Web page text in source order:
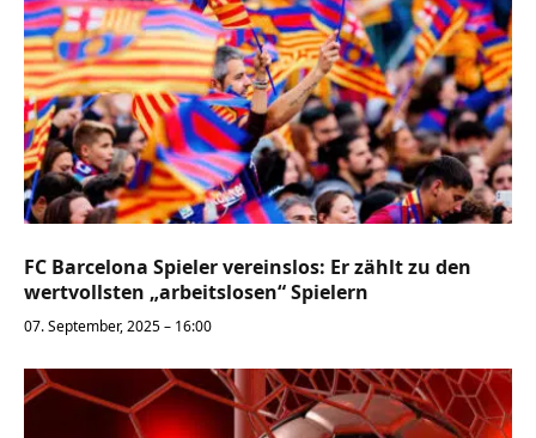
FC Barcelona Spieler vereinslos: Er zählt zu den
wertvollsten „arbeitslosen“ Spielern
07. September, 2025 – 16:00